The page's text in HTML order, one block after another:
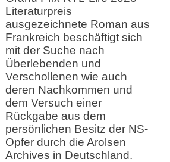
Literaturpreis
ausgezeichnete Roman aus
Frankreich beschäftigt sich
mit der Suche nach
Überlebenden und
Verschollenen wie auch
deren Nachkommen und
dem Versuch einer
Rückgabe aus dem
persönlichen Besitz der NS-
Opfer durch die Arolsen
Archives in Deutschland.